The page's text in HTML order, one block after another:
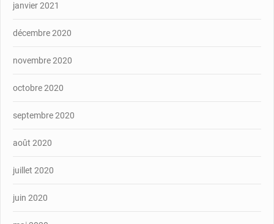
janvier 2021
décembre 2020
novembre 2020
octobre 2020
septembre 2020
août 2020
juillet 2020
juin 2020